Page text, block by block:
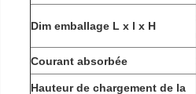
Dim emballage L x l x H
Courant absorbée
Hauteur de chargement de la